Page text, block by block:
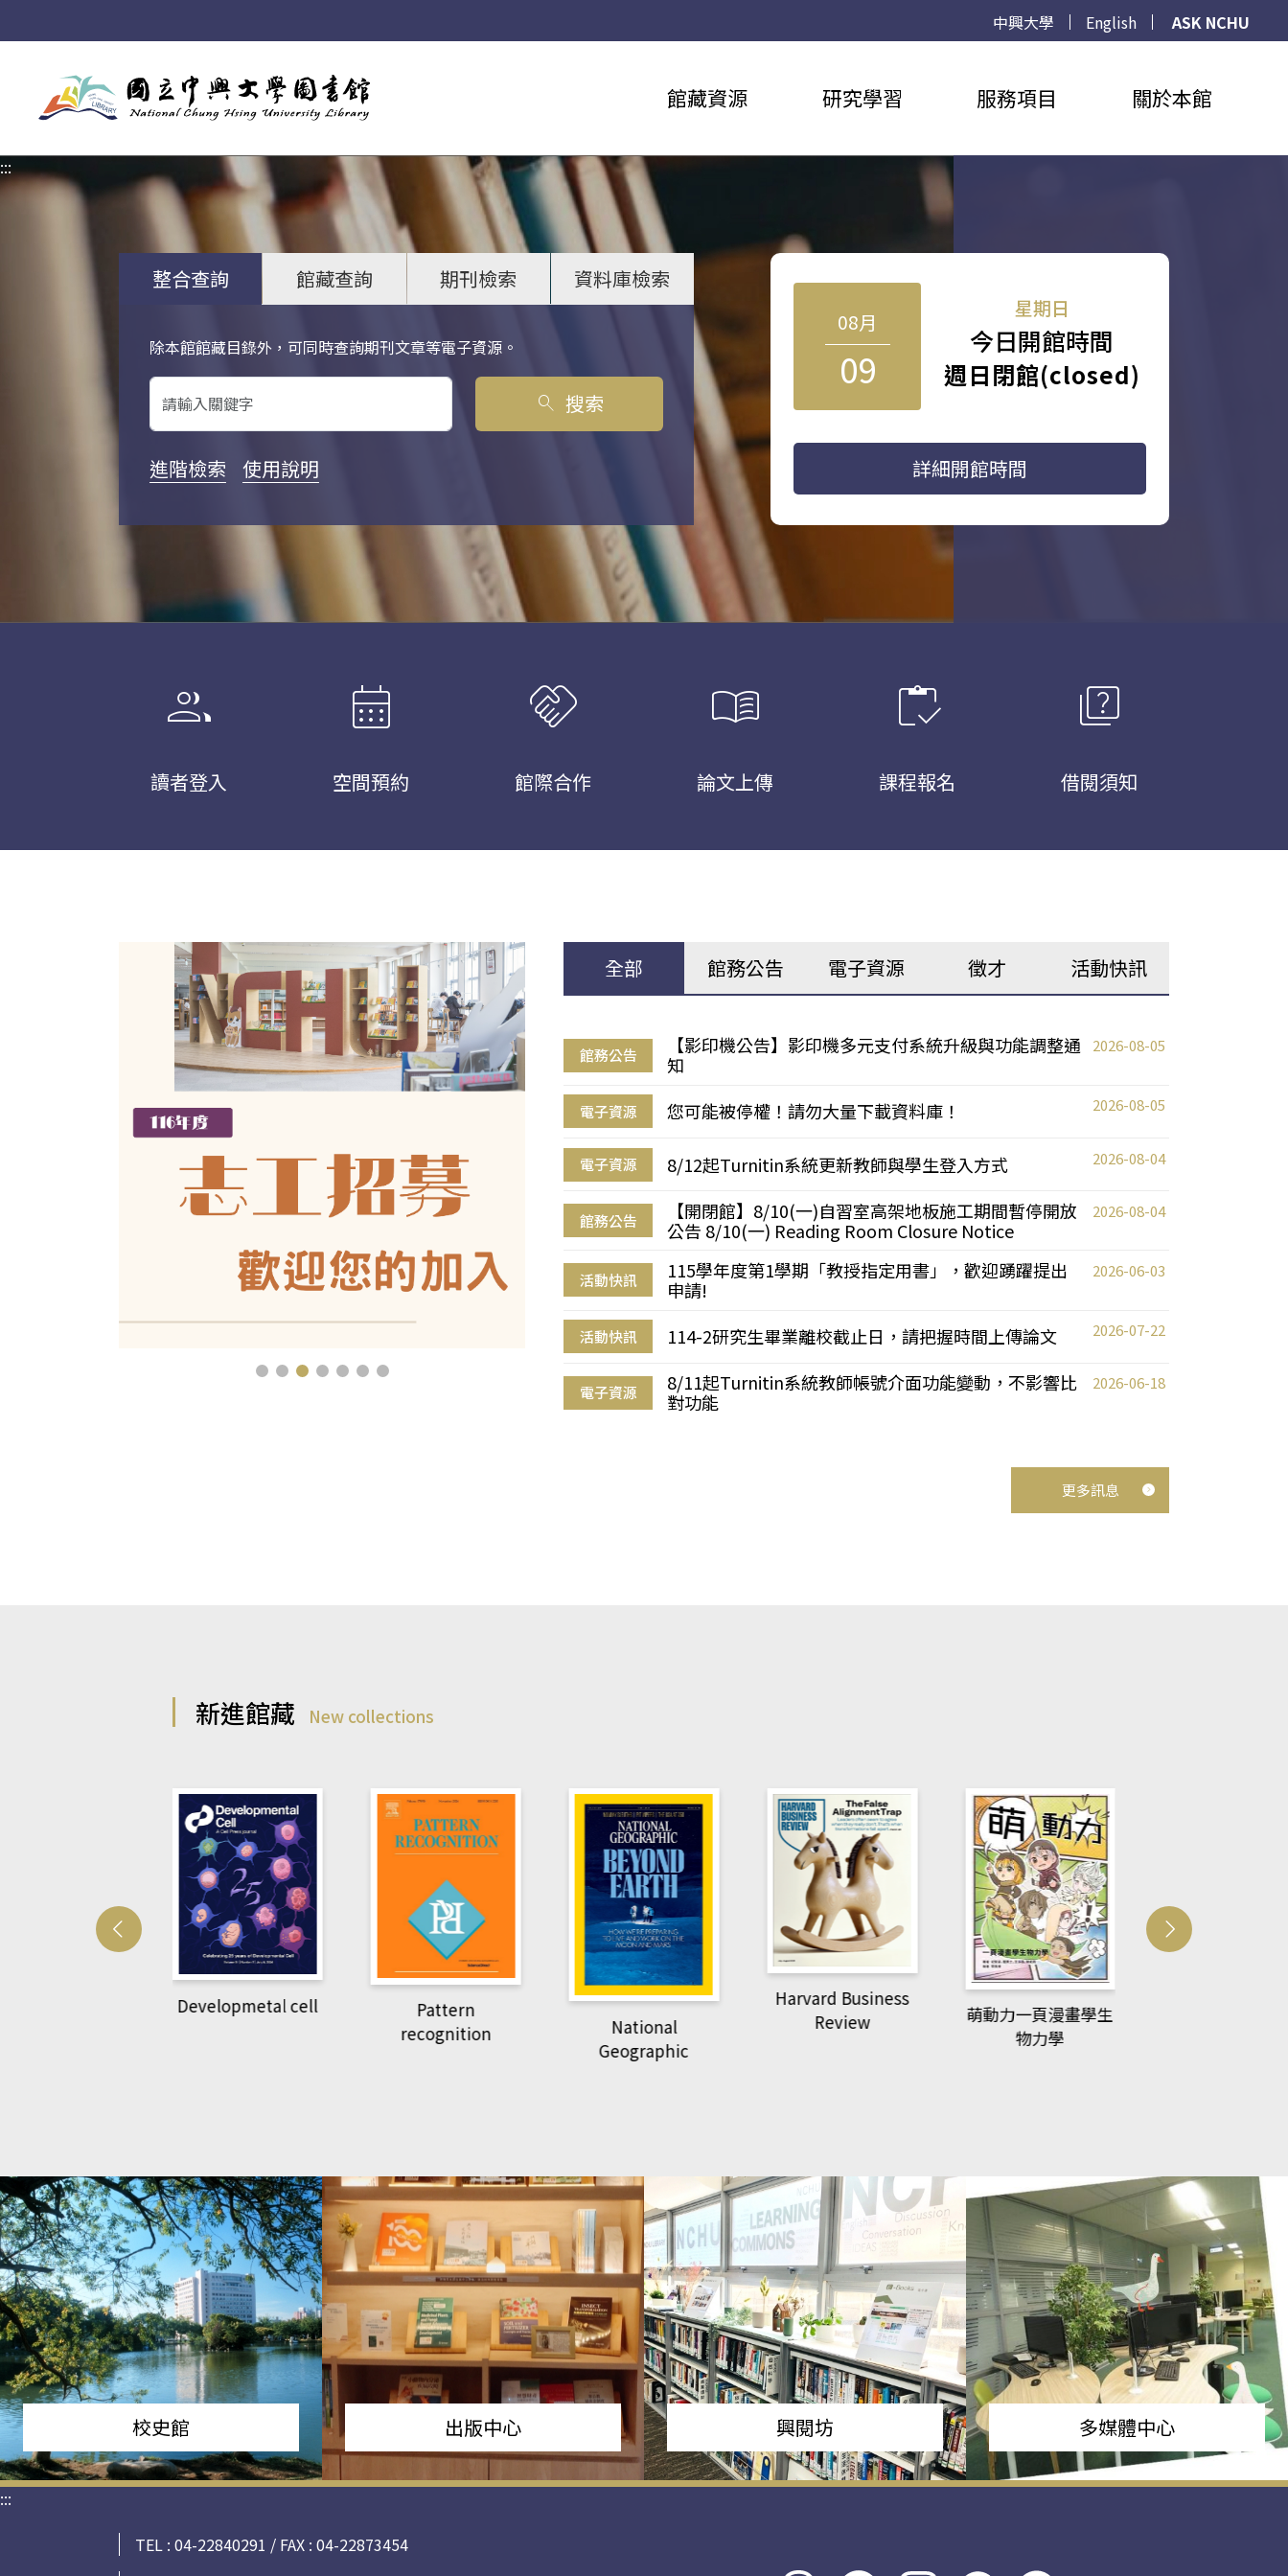
中興大學 English
ASK NCHU
館藏資源 研究學習 服務項目 關於本館
:::
整合查詢 館藏查詢 期刊檢索 資料庫檢索
除本館館藏目錄外，可同時查詢期刊文章等電子資源。
關鍵字搜尋
search 搜索
進階檢索 使用說明
08月
09
星期日
今日開館時間
週日閉館(closed)
詳細開館時間
group
讀者登入
calendar_month
空間預約
handshake
館際合作
menu_book
論文上傳
inventory
課程報名
quiz
借閱須知
全部 館務公告 電子資源 徵才 活動快訊
館務公告
【影印機公告】影印機多元支付系統升級與功能調整通
知
2026-08-05
電子資源 您可能被停權！請勿大量下載資料庫！ 2026-08-05
電子資源 8/12起Turnitin系統更新教師與學生登入方式 2026-08-04
館務公告
【開閉館】8/10(一)自習室高架地板施工期間暫停開放
公告 8/10(一) Reading Room Closure Notice
2026-08-04
活動快訊
115學年度第1學期「教授指定用書」，歡迎踴躍提出
申請!
2026-06-03
活動快訊 114-2研究生畢業離校截止日，請把握時間上傳論文 2026-07-22
電子資源
8/11起Turnitin系統教師帳號介面功能變動，不影響比
對功能
2026-06-18
更多訊息
新進館藏 New collections
Developmetal cell
Pattern
recognition
National
Geographic
Harvard Business
Review
萌動力一頁漫畫學生
物力學
校史館 出版中心 興閱坊 多媒體中心
:::
TEL : 04-22840291 / FAX : 04-22873454